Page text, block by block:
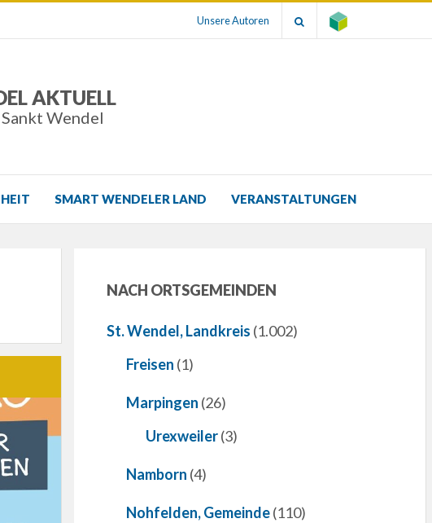
Unsere Autoren
AKTUELL
Wendel
SMART WENDELER LAND VERANSTALTUNGEN
NACH ORTSGEMEINDEN
St. Wendel, Landkreis (1.002)
Freisen (1)
Marpingen (26)
Urexweiler(3)
Namborn (4)
Nohfelden, Gemeinde(110)